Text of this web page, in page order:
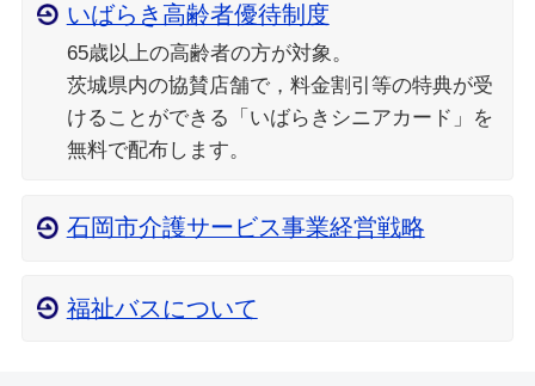
いばらき高齢者優待制度
65歳以上の高齢者の方が対象。
茨城県内の協賛店舗で，料金割引等の特典が受
けることができる「いばらきシニアカード」を
無料で配布します。
石岡市介護サービス事業経営戦略
福祉バスについて